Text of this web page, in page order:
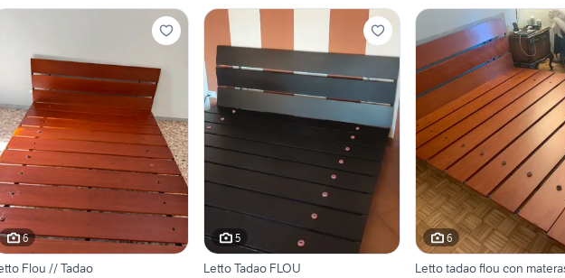
6
Flou // Tadao
5
Letto Tadao FLOU
6
Letto tadao flou con